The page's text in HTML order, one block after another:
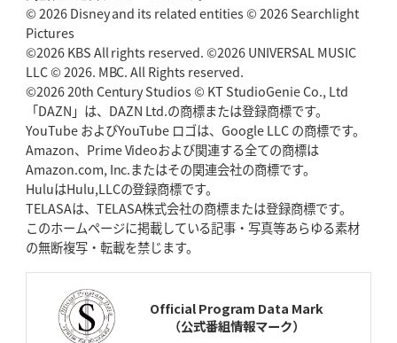
「悲運の闘将」宮地克実氏死去 熱血指導で埼玉WKの基礎築く
2026年4月30日(木)更新
BR東京、「ユニバーサルデー」の意義「特別からノーマルへ」が最終
ゴール
2026年4月23日(木)更新
元代表ラピース、今季限りで引退「クボタは10年いた自分のホーム」
2026年4月16日(木)更新
BL東京「強化拠点」を「共有財産」に新クラブハウスは「皆に開かれ
た空間」
2026年4月9日(木)更新
スティーラーズ、名門復活の足音
2026年4月2日(木)更新
© 2026 Disney and its related entities © 2026 Searchlight
Pictures
©2026 KBS All rights reserved. ©2026 UNIVERSAL MUSIC
LLC © 2026. MBC. All Rights reserved.
©2026 20th Century Studios © KT StudioGenie Co., Ltd
「DAZN」は、DAZN Ltd.の商標または登録商標です。
YouTube およびYouTube ロゴは、Google LLC の商標です。
Amazon、Prime Videoおよび関連する全ての商標は
Amazon.com, Inc.またはその関連会社の商標です。
HuluはHulu,LLCの登録商標です。
TELASAは、TELASA株式会社の商標または登録商標です。
このホームページに掲載している記事・写真等あらゆる素材
の無断複写・転載を禁じます。
Official Program Data Mark
（公式番組情報マーク）